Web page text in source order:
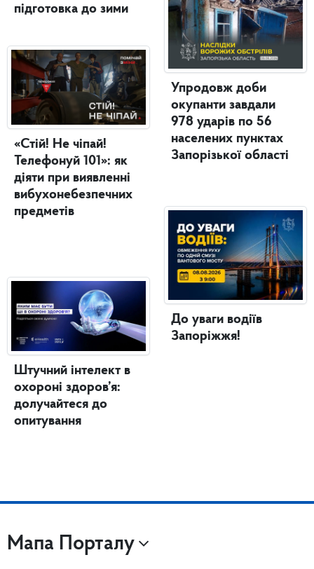
підготовка до зими
«Стій! Не чіпай!
Телефонуй 101»: як
діяти при виявленні
вибухонебезпечних
предметів
Штучний інтелект в
охороні здоров’я:
долучайтеся до
опитування
Упродовж доби
окупанти завдали
978 ударів по 56
населених пунктах
Запорізької області
До уваги водіїв
Запоріжжя!
Мапа Порталу